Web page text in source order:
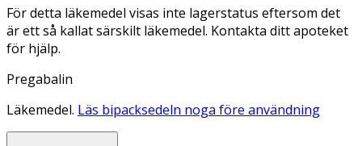
För detta läkemedel visas inte lagerstatus eftersom det
är ett så kallat särskilt läkemedel. Kontakta ditt apoteket
för hjälp.
Pregabalin
Läkemedel. Läs bipacksedeln noga före användning